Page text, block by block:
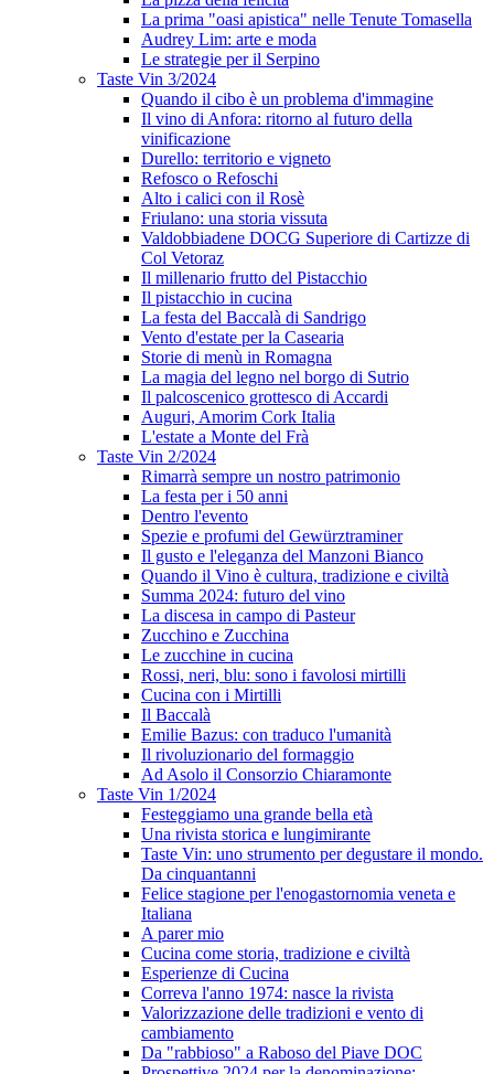
La prima "oasi apistica" nelle Tenute Tomasella
Audrey Lim: arte e moda
Le strategie per il Serpino
Taste Vin 3/2024
Quando il cibo è un problema d'immagine
Il vino di Anfora: ritorno al futuro della
vinificazione
Durello: territorio e vigneto
Refosco o Refoschi
Alto i calici con il Rosè
Friulano: una storia vissuta
Valdobbiadene DOCG Superiore di Cartizze di
Col Vetoraz
Il millenario frutto del Pistacchio
Il pistacchio in cucina
La festa del Baccalà di Sandrigo
Vento d'estate per la Casearia
Storie di menù in Romagna
La magia del legno nel borgo di Sutrio
Il palcoscenico grottesco di Accardi
Auguri, Amorim Cork Italia
L'estate a Monte del Frà
Taste Vin 2/2024
Rimarrà sempre un nostro patrimonio
La festa per i 50 anni
Dentro l'evento
Spezie e profumi del Gewürztraminer
Il gusto e l'eleganza del Manzoni Bianco
Quando il Vino è cultura, tradizione e civiltà
Summa 2024: futuro del vino
La discesa in campo di Pasteur
Zucchino e Zucchina
Le zucchine in cucina
Rossi, neri, blu: sono i favolosi mirtilli
Cucina con i Mirtilli
Il Baccalà
Emilie Bazus: con traduco l'umanità
Il rivoluzionario del formaggio
Ad Asolo il Consorzio Chiaramonte
Taste Vin 1/2024
Festeggiamo una grande bella età
Una rivista storica e lungimirante
Taste Vin: uno strumento per degustare il mondo.
Da cinquantanni
Felice stagione per l'enogastornomia veneta e
Italiana
A parer mio
Cucina come storia, tradizione e civiltà
Esperienze di Cucina
Correva l'anno 1974: nasce la rivista
Valorizzazione delle tradizioni e vento di
cambiamento
Da "rabbioso" a Raboso del Piave DOC